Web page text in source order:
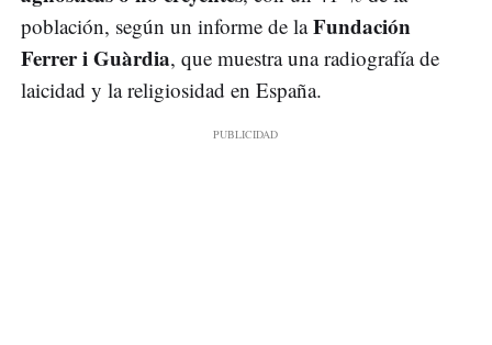
población, según un informe de laFundación
Ferrer i Guàrdia, que muestra una radiografía de
laicidad y la religiosidad en España.